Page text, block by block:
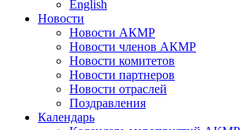
English
Новости
Новости АКМР
Новости членов АКМР
Новости комитетов
Новости партнеров
Новости отраслей
Поздравления
Календарь